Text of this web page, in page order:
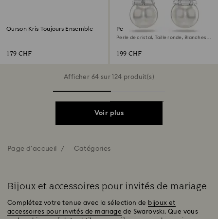
Ourson Kris Toujours Ensemble
179 CHF
Pendants d'oreilles Matrix
Perle de cristal, Taille ronde, Blanches,
199 CHF
Afficher 64 sur 124 produit(s)
Voir plus
Page d'accueil Catégories
Bijoux et accessoires pour invités de mariage
Complétez votre tenue avec la sélection de bijoux et
accessoires pour invités de mariage de Swarovski. Que vous